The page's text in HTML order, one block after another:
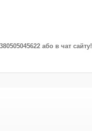
або в чат сайту!